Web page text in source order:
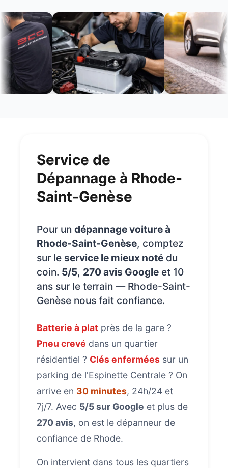
Service de
Dépannage à Rhode-
Saint-Genèse
Pour un dépannage voiture à
Rhode-Saint-Genèse, comptez
sur le service le mieux noté du
coin. 5/5, 270 avis Google et 10
ans sur le terrain — Rhode-Saint-
Genèse nous fait confiance.
Batterie à plat près de la gare ?
Pneu crevé dans un quartier
résidentiel ? Clés enfermées sur un
parking de l'Espinette Centrale ? On
arrive en 30 minutes, 24h/24 et
7j/7. Avec 5/5 sur Google et plus de
270 avis, on est le dépanneur de
confiance de Rhode.
On intervient dans tous les quartiers